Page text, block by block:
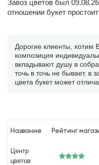
Завоз цветов был
отношении букет
Дорогие клиенты, хотим
композиция
вкладывают душу в
точь в точь не бывает. в
цвета букет может
Название Рейтинг
Центр
цветов